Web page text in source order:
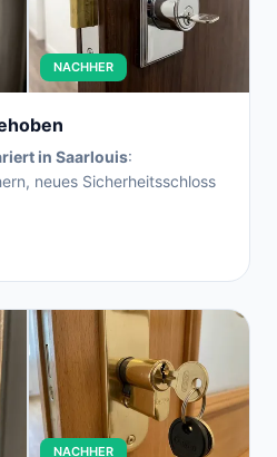
NACHHER
in Saarlouis:
neues Sicherheitsschloss
NACHHER